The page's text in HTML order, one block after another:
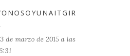
de marzo de 2015 a las